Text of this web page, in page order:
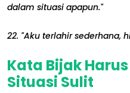
dalam situasi apapun."
22. "Aku terlahir sederhana,
Kata Bijak
Situasi Sulit